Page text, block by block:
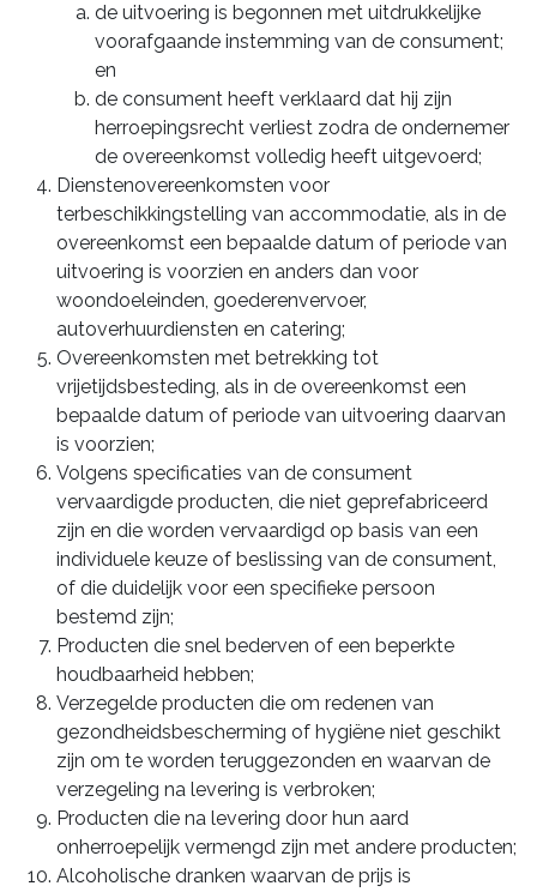
de uitvoering is begonnen met uitdrukkelijke
voorafgaande instemming van de consument;
en
de consument heeft verklaard dat hij zijn
herroepingsrecht verliest zodra de ondernemer
de overeenkomst volledig heeft uitgevoerd;
Dienstenovereenkomsten voor
terbeschikkingstelling van accommodatie, als in de
overeenkomst een bepaalde datum of periode van
uitvoering is voorzien en anders dan voor
woondoeleinden, goederenvervoer,
autoverhuurdiensten en catering;
Overeenkomsten met betrekking tot
vrijetijdsbesteding, als in de overeenkomst een
bepaalde datum of periode van uitvoering daarvan
is voorzien;
Volgens specificaties van de consument
vervaardigde producten, die niet geprefabriceerd
zijn en die worden vervaardigd op basis van een
individuele keuze of beslissing van de consument,
of die duidelijk voor een specifieke persoon
bestemd zijn;
Producten die snel bederven of een beperkte
houdbaarheid hebben;
Verzegelde producten die om redenen van
gezondheidsbescherming of hygiëne niet geschikt
zijn om te worden teruggezonden en waarvan de
verzegeling na levering is verbroken;
Producten die na levering door hun aard
onherroepelijk vermengd zijn met andere producten;
Alcoholische dranken waarvan de prijs is